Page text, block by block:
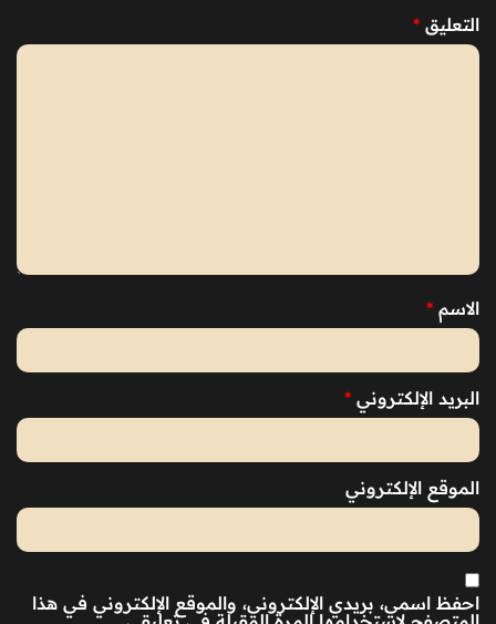
التعليق *
الاسم *
البريد الإلكتروني *
الموقع الإلكتروني
احفظ اسمي، بريدي الإلكتروني، والموقع الإلكتروني في هذا